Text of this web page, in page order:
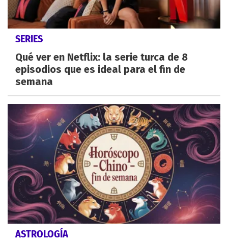
SERIES
Qué ver en Netflix: la serie turca de 8
episodios que es ideal para el fin de
semana
ASTROLOGÍA